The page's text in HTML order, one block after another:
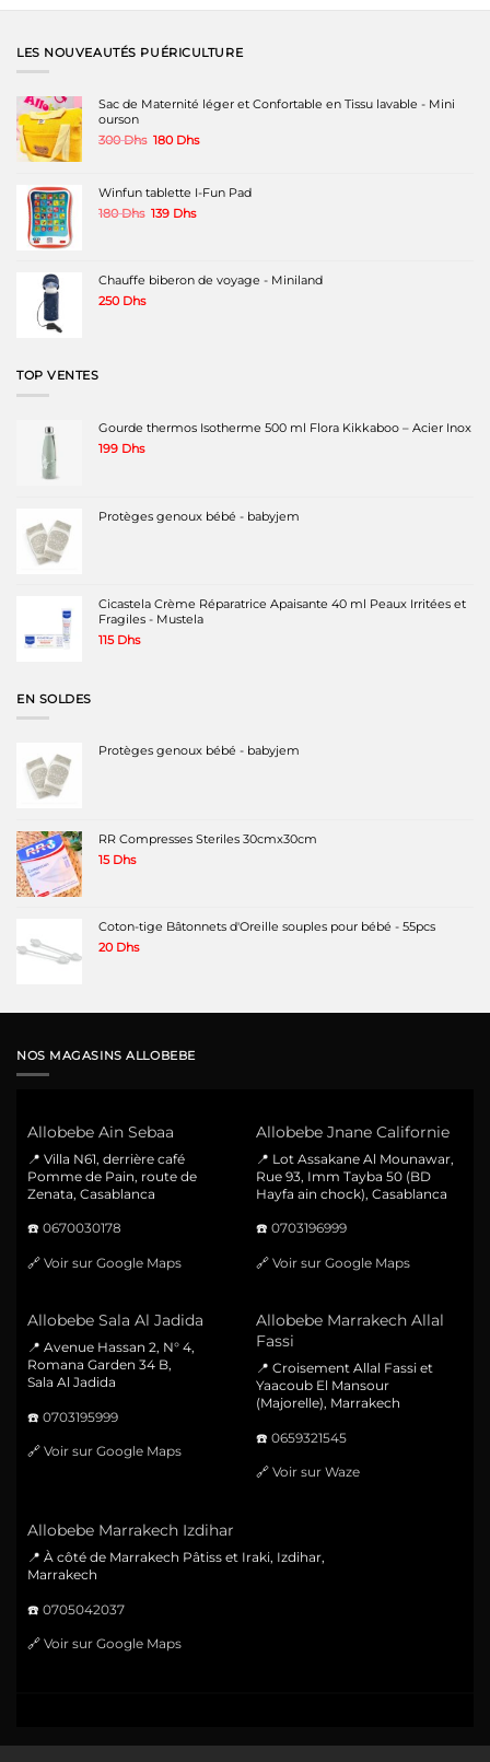
a
être
du
LES NOUVEAUTÉS PUÉRICULTURE
Sac de Maternité léger et Confortable en Tissu lavable - Mini
ourson
300Dhs Le
était :
300 Dhs.
180 DhsLe
est :
180 Dhs.
Winfun tablette I-Fun Pad
180Dhs Le
180 Dhs.
139 DhsLe
139 Dhs.
Chauffe biberon de voyage - Miniland
250 Dhs
TOP VENTES
Gourde thermos Isotherme 500 ml Flora Kikkaboo – Acier Inox
199 Dhs
Protèges genoux bébé - babyjem
Cicastela Crème Réparatrice Apaisante 40 ml Peaux Irritées et
Fragiles - Mustela
115 Dhs
EN SOLDES
Protèges genoux bébé - babyjem
RR Compresses Steriles 30cmx30cm
15 Dhs
Coton-tige Bâtonnets d'Oreille souples pour bébé - 55pcs
20 Dhs
NOS MAGASINS ALLOBEBE
Allobebe Ain Sebaa
📍 Villa N61, derrière café
Pomme de Pain, route de
Zenata, Casablanca
☎️ 0670030178
🔗 Voir sur Google Maps
Allobebe Jnane Californie
📍 Lot Assakane Al Mounawar,
Rue 93, Imm Tayba 50 (BD
Hayfa ain chock), Casablanca
☎️ 0703196999
🔗 Voir sur Google Maps
Allobebe Sala Al Jadida
📍 Avenue Hassan 2, N° 4,
Romana Garden 34 B,
Sala Al Jadida
☎️ 0703195999
🔗 Voir sur Google Maps
Allobebe Marrakech Allal
Fassi
📍 Croisement Allal Fassi et
Yaacoub El Mansour
(Majorelle), Marrakech
☎️ 0659321545
🔗 Voir sur Waze
Allobebe Marrakech Izdihar
📍 À côté de Marrakech Pâtiss et Iraki, Izdihar,
Marrakech
☎️ 0705042037
🔗 Voir sur Google Maps